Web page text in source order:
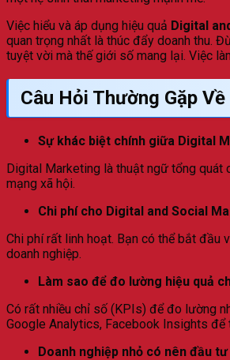
Việc hiểu và áp dụng hiệu quả Digital
quan trọng nhất là thúc đẩy doanh thu.
tuyệt vời mà thế giới số mang lại. Việc
Câu Hỏi Thường Gặp
Sự khác biệt chính giữa Digital
Digital Marketing là thuật ngữ tổng quát
mạng xã hội.
Chi phí cho Digital and Social
Chi phí rất linh hoạt. Bạn có thể bắt đầu
doanh nghiệp.
Làm sao để đo lường hiệu quả
Có rất nhiều chỉ số (KPIs) để đo lường
Google Analytics, Facebook Insights để
Doanh nghiệp nhỏ có nên đầu